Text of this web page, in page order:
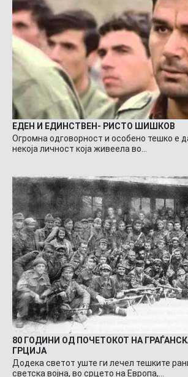
ЕДЕН И ЕДИНСТВЕН- РИСТО ШИШКОВ
Огромна одговорност и особено тешко е
некоја личност која живеела во…
80 ГОДИНИ ОД ПОЧЕТОКОТ НА
ГРЦИЈА
Додека светот уште ги лечел тешките
светска војна, во срцето на Европа,…